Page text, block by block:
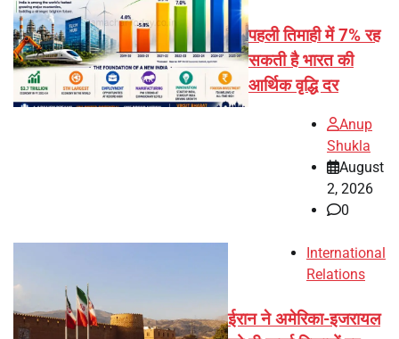
पहली तिमाही में 7% रह
सकती है भारत की
आर्थिक वृद्धि दर
Anup
Shukla
August
2, 2026
0
International
Relations
ईरान ने अमेरिका-इजरायल